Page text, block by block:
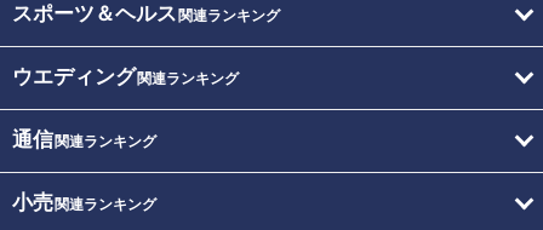
スポーツ＆ヘルス 関連ランキング
ウエディング関連ランキング
通信関連ランキング
小売関連ランキング